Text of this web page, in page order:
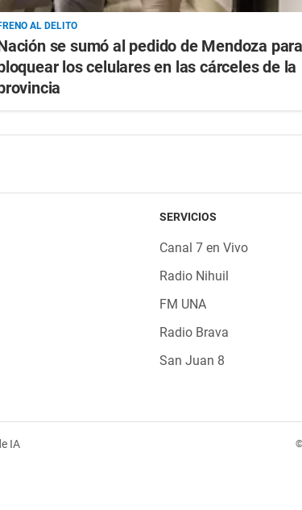
AL DELITO
se sumó al pedido de Mendoza para
los celulares en las cárceles de la
SERVICIOS
Canal 7 en Vivo
Radio Nihuil
FM UNA
Radio Brava
San Juan 8
IA